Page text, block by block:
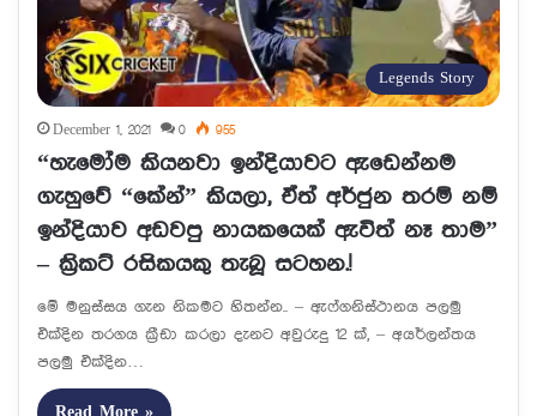
Legends Story
December 1, 2021 0 955
“හැමෝම කියනවා ඉන්දියාවට ඇඩෙන්නම
ගැහුවේ “කේන්” කියලා, ඒත් අර්ජුන තරම් නම්
ඉන්දියාව අඩවපු නායකයෙක් ඇවිත් නෑ තාම”
– ක්‍රිකට් රසිකයකු තැබූ සටහන.!
මේ මනුස්සය ගැන නිකමට හිතන්න.. – ඇෆ්ගනිස්ථානය පලමු
එක්දින තරගය ක්‍රීඩා කරලා දැනට අවුරුදු 12 ක්, – අයර්ලන්තය
පලමු එක්දින…